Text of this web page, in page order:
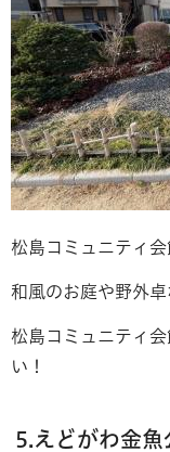
松島コミュニティ会
和風のお庭や野外卓
松島コミュニティ
い！
5.えどがわ金